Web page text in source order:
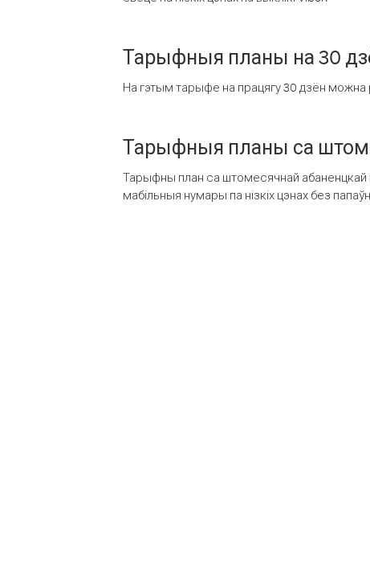
Тарыфныя планы на 30
На гэтым тарыфе на працягу 30 дзён можна
Тарыфныя планы са
Тарыфны план са штомесячнай абаненцкай
мабільныя нумары па нізкіх цэнах без